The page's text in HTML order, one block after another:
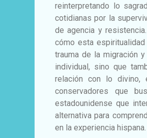
reinterpretando lo
cotidianas por la
de agencia y
cómo esta
trauma de la migración
individual, sino que
relación con lo divino,
conservadores que
estadounidense que
alternativa para
en la experiencia hispana.